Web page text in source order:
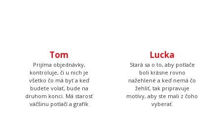
Tom
Prijíma objednávky,
kontroluje, či u nich je
všetko čo má byť a keď
budete volať, bude na
druhom konci. Má starosť
väčšinu potlačí a grafík
Lucka
Stará sa o to, aby potlače
boli krásne rovno
nažehlené a keď nemá čo
žehliť, tak pripravuje
motívy, aby ste mali z čoho
vyberať.